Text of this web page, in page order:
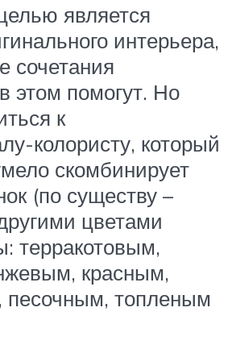
является
интерьера,
сочетания
этом помогут. Но
к
колористу, который
скомбинирует
(по существу –
цветами
терракотовым,
красным,
топленым